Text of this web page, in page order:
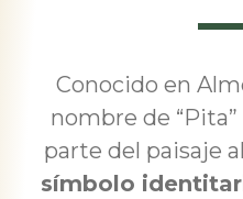
Conocido en
nombre de
parte del paisaje
símbolo